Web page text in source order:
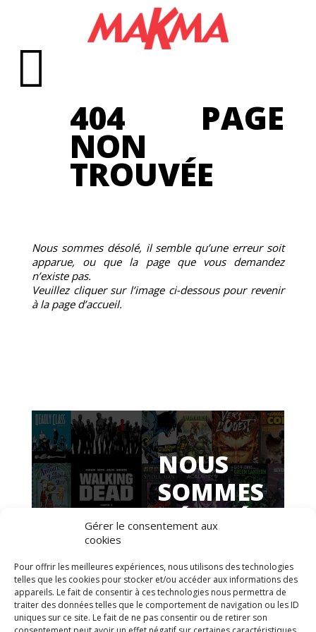
Gérer le consentement aux
cookies
Pour offrir les meilleures expériences, nous utilisons des technologies
telles que les cookies pour stocker et/ou accéder aux informations des
appareils. Le fait de consentir à ces technologies nous permettra de
traiter des données telles que le comportement de navigation ou les ID
uniques sur ce site. Le fait de ne pas consentir ou de retirer son
404 PAGE
NON
TROUVÉE
Nous sommes désolé, il semble qu’une erreur soit
apparue, ou que la page que vous demandez
n’existe pas.
Veuillez cliquer sur l’image ci-dessous pour revenir
à la page d’accueil.
NOUS
SOMMES
DÉSOLÉ,
SEMBLE
QU’UNE